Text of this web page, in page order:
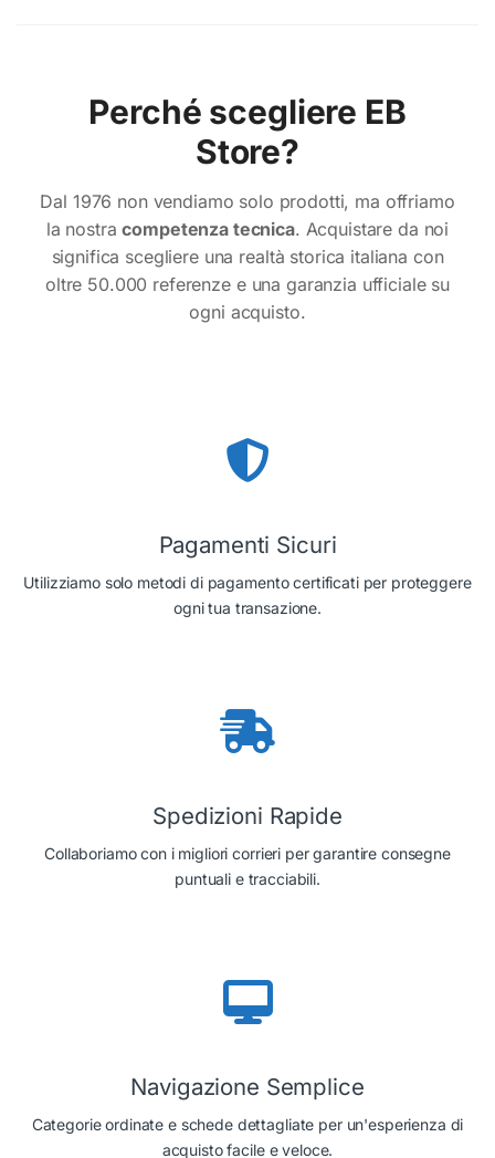
Perché scegliere EB
Store?
Dal 1976 non vendiamo solo prodotti, ma offriamo
la nostracompetenza tecnica. Acquistare da noi
significa scegliere una realtà storica italiana con
oltre 50.000 referenze e una garanzia ufficiale su
ogni acquisto.
Pagamenti Sicuri
Utilizziamo solo metodi di pagamento certificati per proteggere
ogni tua transazione.
Spedizioni Rapide
Collaboriamo con i migliori corrieri per garantire consegne
puntuali e tracciabili.
Navigazione Semplice
Categorie ordinate e schede dettagliate per un'esperienza di
acquisto facile e veloce.